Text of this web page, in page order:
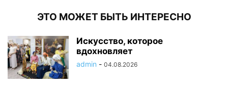
ЭТО МОЖЕТ БЫТЬ ИНТЕРЕСНО
Искусство, которое
вдохновляет
admin - 04.08.2026